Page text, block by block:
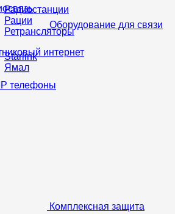
Оборудование для связи
Радиостанции
Рации
Ретрансляторы
интернет
Starlink
Ямал
телефоны
Комплексная защита